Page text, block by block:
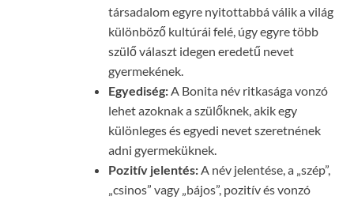
társadalom egyre nyitottabbá válik a világ
különböző kultúrái felé, úgy egyre több
szülő választ idegen eredetű nevet
gyermekének.
Egyediség: A Bonita név ritkasága vonzó
lehet azoknak a szülőknek, akik egy
különleges és egyedi nevet szeretnének
adni gyermeküknek.
Pozitív jelentés: A név jelentése, a „szép”,
„csinos” vagy „bájos”, pozitív és vonzó